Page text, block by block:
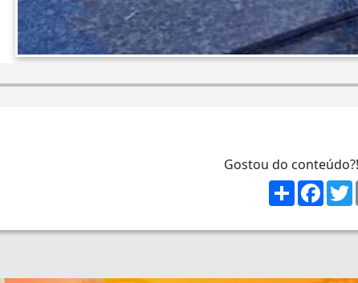
Gostou do
Share